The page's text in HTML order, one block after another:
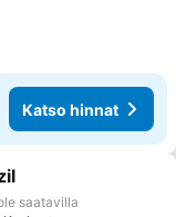
Katso hinnat
saatavilla